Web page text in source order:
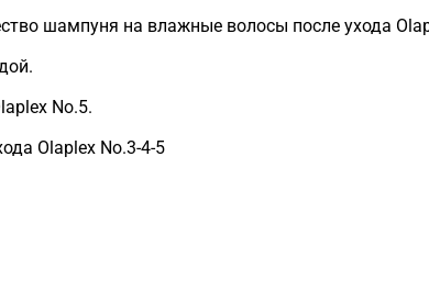
шампуня на влажные волосы после ухода
No.5.
Olaplex No.3-4-5